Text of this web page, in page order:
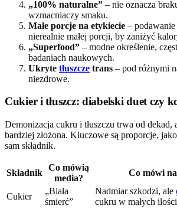
„100% naturalne” – nie oznacza
wzmacniaczy smaku.
Małe porcje na etykiecie –
nierealnie małej porcji, by zaniżyć
„Superfood” – modne określenie,
badaniach naukowych.
Ukryte tłuszcze trans – pod różnymi
niezdrowe.
Cukier i tłuszcz: diabelski duet czy
Demonizacja cukru i tłuszczu trwa od dekad,
bardziej złożona. Kluczowe są proporcje,
sam składnik.
Składnik
Co mówią
media?
Co mówi
Cukier
„Biała
śmierć”
Nadmiar szkodzi, ale
cukru w małych